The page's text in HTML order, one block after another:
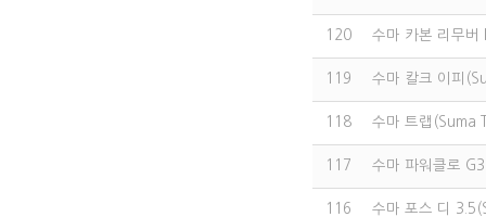
120 수마 카본 리무
119 수마 칼크 이피
118 수마 트랩(Suma
117 수마 파워클로
116 수마 포스 디